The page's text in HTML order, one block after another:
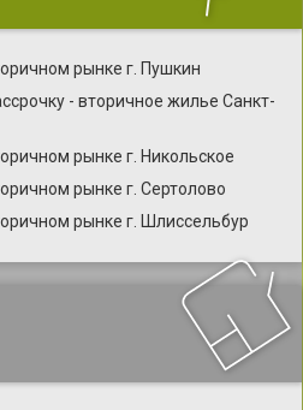
рынке г. Пушкин
- вторичное жилье Санкт-
рынке г. Никольское
рынке г. Сертолово
рынке г. Шлиссельбур